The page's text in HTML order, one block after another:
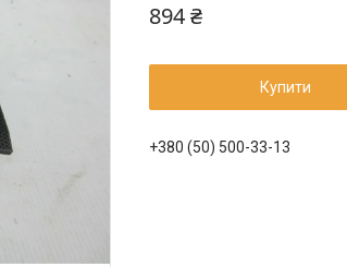
894 ₴
Купити
+380 (50) 500-33-13